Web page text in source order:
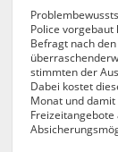
Police
Befragt nach
stimmten der
Dabei kostet
Monat und
Freizeitangebote